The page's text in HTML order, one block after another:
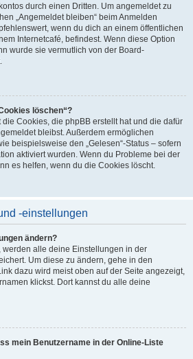
durch einen Dritten. Um angemeldet zu
„Angemeldet bleiben“ beim Anmelden
wenn du dich an einem öffentlichen
Internetcafé, befindest. Wenn diese Option
wurde sie vermutlich von der Board-
löschen“?
die Cookies, die phpBB erstellt hat und die dafür
bleibst. Außerdem ermöglichen
beispielsweise den „Gelesen“-Status – sofern
aktiviert wurden. Wenn du Probleme bei der
es helfen, wenn du die Cookies löscht.
-einstellungen
ändern?
werden alle deine Einstellungen in der
Um diese zu ändern, gehe in den
dazu wird meist oben auf der Seite angezeigt,
klickst. Dort kannst du alle deine
mein Benutzername in der Online-Liste